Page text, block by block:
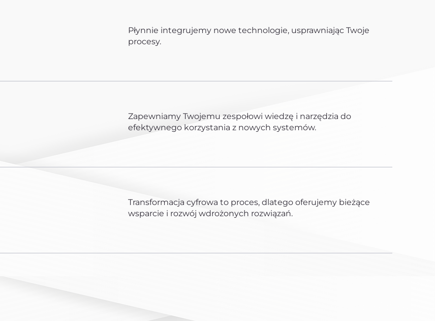
Płynnie integrujemy nowe technologie, usprawniając Twoje
procesy.
Zapewniamy Twojemu zespołowi wiedzę i narzędzia do
efektywnego korzystania z nowych systemów.
Transformacja cyfrowa to proces, dlatego oferujemy bieżące
wsparcie i rozwój wdrożonych rozwiązań.